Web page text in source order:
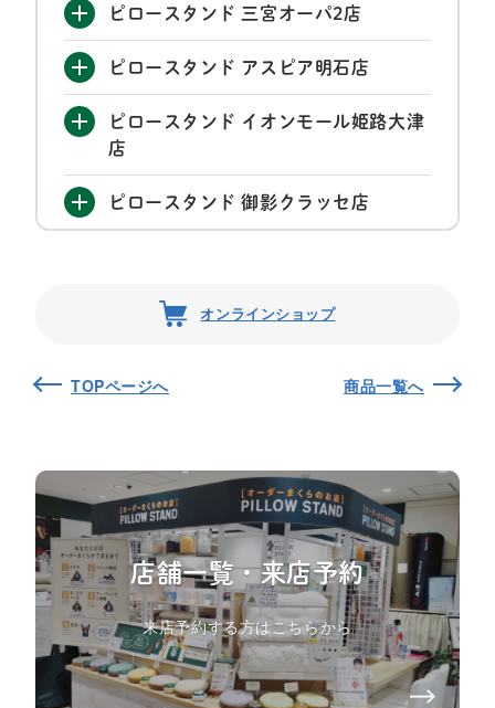
ピロースタンド 三宮オーパ2店
ピロースタンド アスピア明石店
ピロースタンド イオンモール姫路大津
店
ピロースタンド 御影クラッセ店
オンラインショップ
TOPページへ 商品一覧へ
店舗一覧・来店予約
来店予約する方はこちらから